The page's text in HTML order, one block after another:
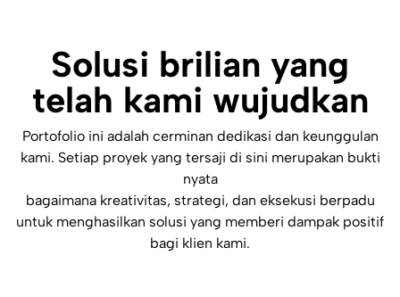
Solusi brilian yang
telah kami wujudkan
Portofolio ini adalah cerminan dedikasi dan keunggulan
kami. Setiap proyek yang tersaji di sini merupakan bukti
nyata
bagaimana kreativitas, strategi, dan eksekusi berpadu
untuk menghasilkan solusi yang memberi dampak positif
bagi klien kami.